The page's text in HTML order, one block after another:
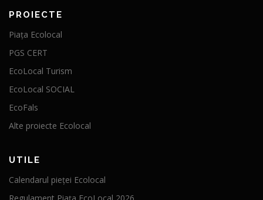
PROIECTE
Piața Ecolocal
PGS CERT
EcoLocal Turism
EcoLocal SOCIAL
EcoFals
Alte proiecte Ecolocal
UTILE
Calendarul pieței Ecolocal